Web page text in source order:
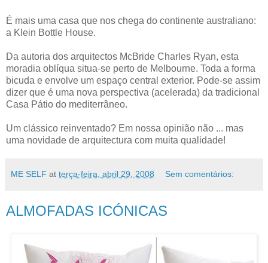
É mais uma casa que nos chega do continente australiano:
a Klein Bottle House.
Da autoria dos arquitectos McBride Charles Ryan, esta
moradia oblíqua situa-se perto de Melbourne. Toda a forma
bicuda e envolve um espaço central exterior. Pode-se assim
dizer que é uma nova perspectiva (acelerada) da tradicional
Casa Pátio do mediterrâneo.
Um clássico reinventado? Em nossa opinião não ... mas
uma novidade de arquitectura com muita qualidade!
ME SELF at terça-feira, abril 29, 2008 Sem comentários:
ALMOFADAS ICÓNICAS